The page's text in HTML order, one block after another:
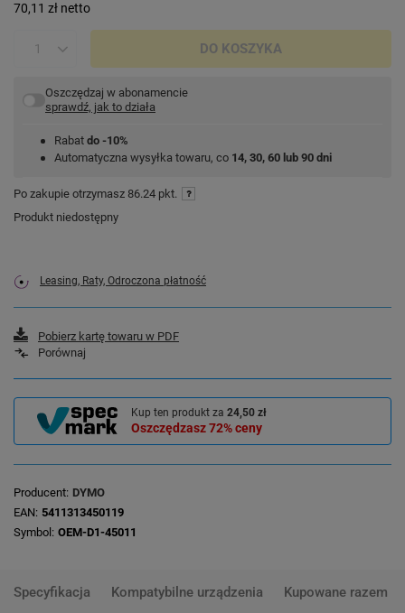
70,11 zł netto
DO KOSZYKA
Oszczędzaj w abonamencie
sprawdź, jak to działa
Rabat do -10%
Automatyczna wysyłka towaru, co 14, 30, 60 lub 90 dni
Po zakupie otrzymasz 86.24 pkt.
Produkt niedostępny
Leasing, Raty, Odroczona płatność
Pobierz kartę towaru w PDF
Porównaj
Kup ten produkt za 24,50 zł
Oszczędzasz72%ceny
Producent DYMO
EAN 5411313450119
Symbol OEM-D1-45011
Specyfikacja Kompatybilne urządzenia Kupowane razem